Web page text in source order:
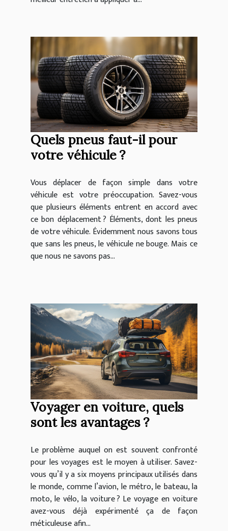
Quels pneus faut-il pour
votre véhicule ?
Vous déplacer de façon simple dans votre
véhicule est votre préoccupation. Savez-vous
que plusieurs éléments entrent en accord avec
ce bon déplacement ? Éléments, dont les pneus
de votre véhicule. Évidemment nous savons tous
que sans les pneus, le véhicule ne bouge. Mais ce
que nous ne savons pas...
Voyager en voiture, quels
sont les avantages ?
Le problème auquel on est souvent confronté
pour les voyages est le moyen à utiliser. Savez-
vous qu’il y a six moyens principaux utilisés dans
le monde, comme l’avion, le métro, le bateau, la
moto, le vélo, la voiture ? Le voyage en voiture
avez-vous déjà expérimenté ça de façon
méticuleuse afin...